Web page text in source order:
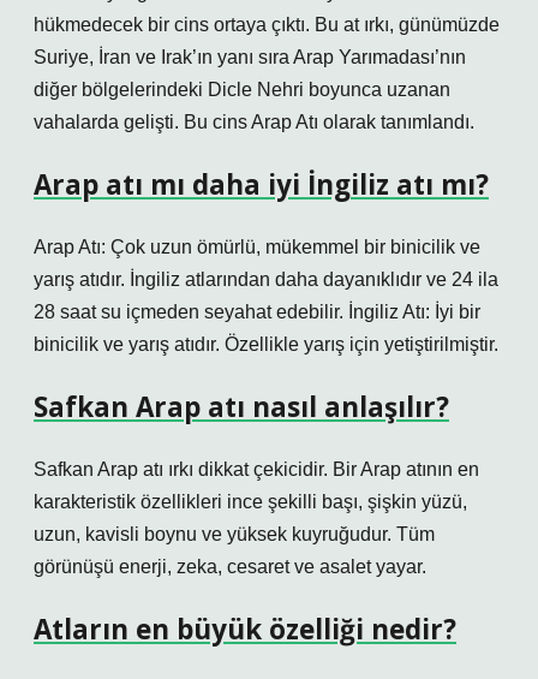
hükmedecek bir cins ortaya çıktı. Bu at ırkı, günümüzde
Suriye, İran ve Irak’ın yanı sıra Arap Yarımadası’nın
diğer bölgelerindeki Dicle Nehri boyunca uzanan
vahalarda gelişti. Bu cins Arap Atı olarak tanımlandı.
Arap atı mı daha iyi İngiliz atı mı?
Arap Atı: Çok uzun ömürlü, mükemmel bir binicilik ve
yarış atıdır. İngiliz atlarından daha dayanıklıdır ve 24 ila
28 saat su içmeden seyahat edebilir. İngiliz Atı: İyi bir
binicilik ve yarış atıdır. Özellikle yarış için yetiştirilmiştir.
Safkan Arap atı nasıl anlaşılır?
Safkan Arap atı ırkı dikkat çekicidir. Bir Arap atının en
karakteristik özellikleri ince şekilli başı, şişkin yüzü,
uzun, kavisli boynu ve yüksek kuyruğudur. Tüm
görünüşü enerji, zeka, cesaret ve asalet yayar.
Atların en büyük özelliği nedir?